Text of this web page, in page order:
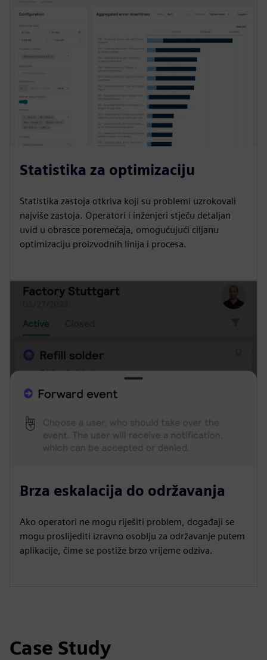
Statistika za optimizaciju
Statistika zastoja otkriva koji su problemi uzrokovali
najviše zastoja. Operatori i inženjeri stječu detaljan
uvid u obrasce poremećaja, omogućujući ciljanu
optimizaciju proizvodnih linija i procesa.
Brza eskalacija do održavanja
Ako operatori ne mogu riješiti problem, događaji se
mogu proslijediti izravno osoblju za održavanje putem
aplikacije, čime se postiže brzo vrijeme odziva.
Case Study